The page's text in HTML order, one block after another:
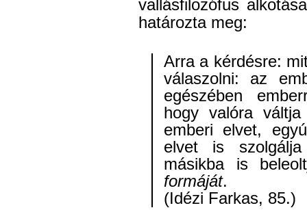
vallásfilozófus
határozta meg:
Arra a kérdésre:
válaszolni: az
egészében
hogy valóra
emberi elvet,
elvet is
másikba is
formáját.
(Idézi Farkas, 85.)